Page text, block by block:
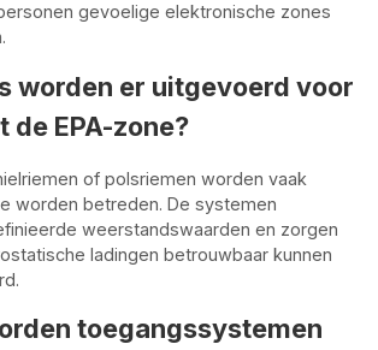
gevoelige elektronische zones
worden er uitgevoerd voor
de EPA-zone?
of polsriemen worden vaak
worden betreden. De systemen
weerstandswaarden en zorgen
ladingen betrouwbaar kunnen
toegangssystemen